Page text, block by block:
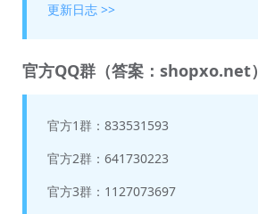
更新日志 >>
官方QQ群（答案：shopxo.net）
官方1群：833531593
官方2群：641730223
官方3群：1127073697